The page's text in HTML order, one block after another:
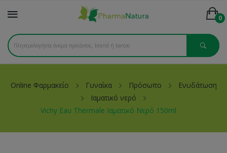
0
Online Φαρμακείο Γυναίκα Πρόσωπο
Ενυδάτωση
Ιαματικό νερό
Vichy Eau Thermale Ιαματικό Νερό 150ml